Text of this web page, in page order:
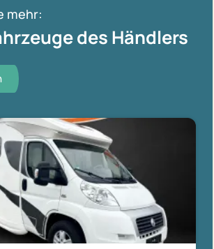
mehr:
des Händlers